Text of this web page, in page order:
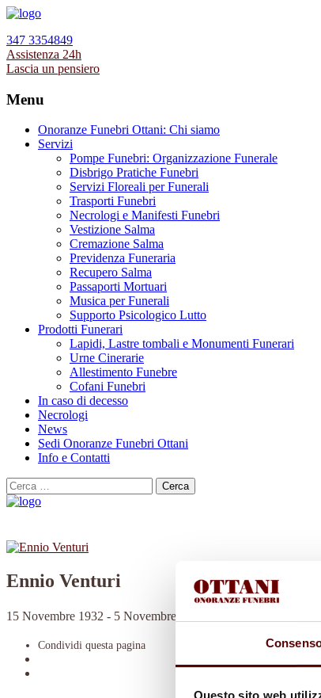
Questo sito web
347 3354849
Assistenza 24h
Lascia un pensiero
Menu
Onoranze Funebri Ottani: Chi siamo
Servizi
Pompe Funebri: Organizzazione Funerale
Disbrigo Pratiche Funebri
Servizi Floreali per Funerali
Trasporti Funebri
Necrologi e Manifesti Funebri
Vestizione Salma
Cremazione Salma
Previdenza Funeraria
Recupero Salma
Passaporti Mortuari
Musica per Funerali
Supporto Psicologico Lutto
Prodotti Funerari
Lapidi, Lastre tombali e Monumenti Funerari
Urne Cinerarie
Allestimento Funebre
Cofani Funebri
In caso di decesso
Necrologi
News
Sedi Onoranze Funebri Ottani
Info e Contatti
Cerca
per:
Ennio Venturi
15 Novembre 1932 - 5 Novembre 2022
Condividi questa pagina